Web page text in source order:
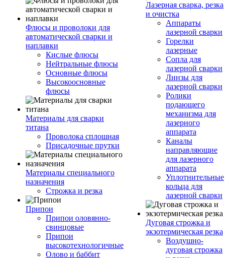
Флюсы и проволоки для
автоматической сварки и
наплавки
Кислые флюсы
Нейтральные флюсы
Основные флюсы
Высокоосновные
флюсы
Материалы для сварки
титана
Проволока сплошная
Присадочные прутки
Материалы специального
назначения
Строжка и резка
Припои
Припои оловянно-
свинцовые
Припои
высокотехнологичные
Олово и баббит
Лазерная сварка, резка
и очистка
Аппараты
лазерной сварки
Горелки
лазерные
Сопла для
лазерной сварки
Линзы для
лазерной сварки
Ролики
подающего
механизма для
лазерного
аппарата
Каналы
направляющие
для лазерного
аппарата
Уплотнительные
кольца для
лазерной сварки
Дуговая строжка и
экзотермическая резка
Воздушно-
дуговая строжка